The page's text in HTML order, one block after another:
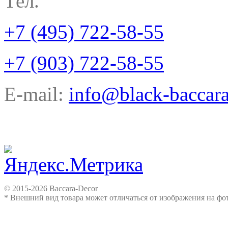
+7 (495) 722-58-55
+7 (903) 722-58-55
E-mail: info@black-
© 2015-2026 Baccara-Decor
* Внешний вид товара может отличаться от изображения на